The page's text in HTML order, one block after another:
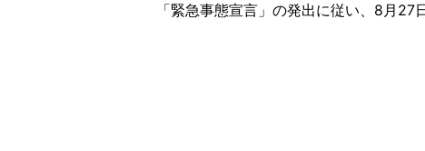
「緊急事態宣言」の発出に従い、8月